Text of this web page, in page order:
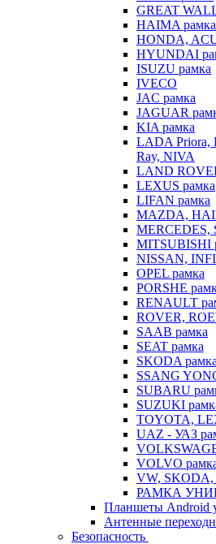
GREAT
HAIMA рамка
HONDA,
HYUNDAI
ISUZU рамка
IVECO
JAC рамка
JAGUAR
KIA рамка
LADA Priora,
Ray, NIVA
LAND
LEXUS рамка
LIFAN рамка
MAZDA,
MERCEDES,
MITSUBISHI
NISSAN,
OPEL рамка
PORSHE
RENAULT
ROVER,
SAAB рамка
SEAT рамка
SKODA рамка
SSANG
SUBARU
SUZUKI
TOYOTA,
UAZ - УАЗ
VOLVO
VW, SKODA,
РАМКА
Планшеты Android
Антенные
Безопасность